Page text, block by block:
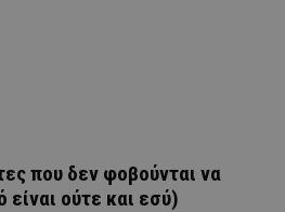
που δεν φοβούνται να
ούτε και εσύ)